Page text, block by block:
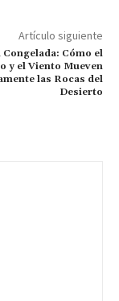
Artículo siguiente
Congelada: Cómo el
y el Viento Mueven
las Rocas del
Desierto